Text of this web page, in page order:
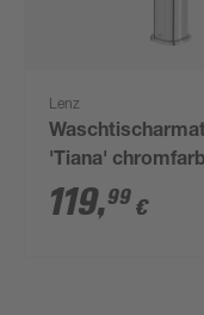
Lenz
'Tiana'
27,8 cn
119,99 €